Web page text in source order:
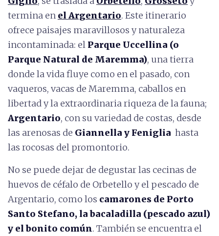
termina en el Argentario. Este itinerario
ofrece paisajes maravillosos y naturaleza
incontaminada: el Parque Uccellina (o
Parque Natural de Maremma), una tierra
donde la vida fluye como en el pasado, con
vaqueros, vacas de Maremma, caballos en
libertad y la extraordinaria riqueza de la fauna;
Argentario, con su variedad de costas, desde
las arenosas de Giannella y Feniglia hasta
las rocosas del promontorio.
No se puede dejar de degustar las cecinas de
huevos de céfalo de Orbetello y el pescado de
Argentario, como los camarones de Porto
Santo Stefano, la bacaladilla (pescado azul)
y el bonito común. También se encuentra el